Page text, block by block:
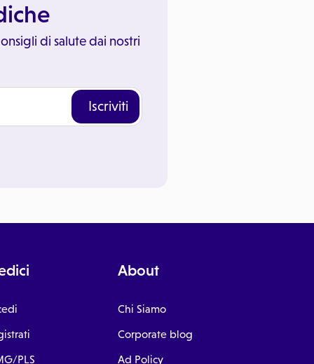
di salute dai nostri
Iscriviti
PLS
About
Chi Siamo
Corporate blog
Ad Policy